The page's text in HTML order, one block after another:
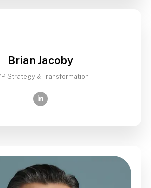
Brian Jacoby
Strategy & Transformation